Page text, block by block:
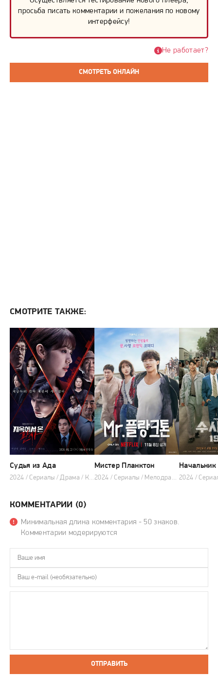
просьба писать комментарии и пожелания по новому
интерфейсу!
СМОТРЕТЬ ОНЛАЙН
Не работает?
СМОТРИТЕ ТАКЖЕ:
Судья из Ада
2024 / Сериалы / Драма / Криминал / Фэнтези
Мистер Планктон
2024 / Сериалы / Мелодрама / Комедия / 2024
КОММЕНТАРИИ (0)
Минимальная длина комментария - 50 знаков.
Комментарии модерируются
ОТПРАВИТЬ